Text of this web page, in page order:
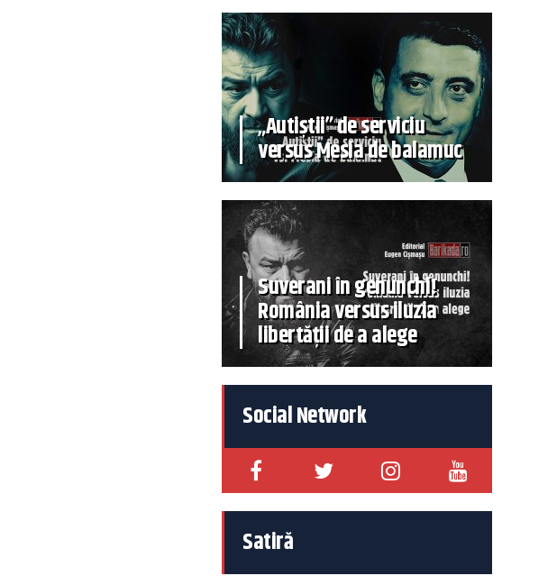
„Autiștii” de serviciu
versus Mesia de balamuc
Suverani în genunchi!
România versus iluzia
libertății de a alege
Social Network
Satiră